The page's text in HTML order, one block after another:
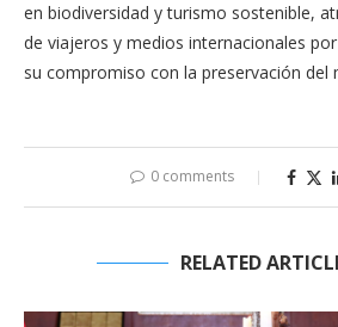
en biodiversidad y turismo sostenible,
de viajeros y medios internacionales
su compromiso con la preservación del
0 comments
RELATED